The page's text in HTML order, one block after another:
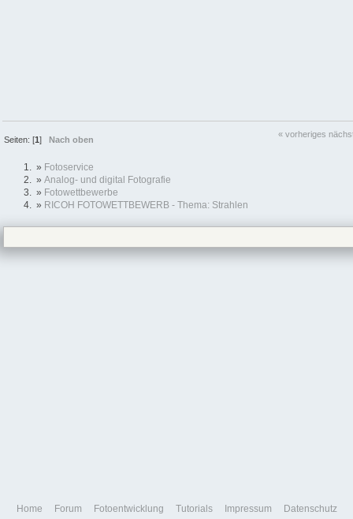
Seiten: [1]Nach oben
« vorheriges
» Fotoservice
» Analog- und digital Fotografie
» Fotowettbewerbe
» RICOH FOTOWETTBEWERB - Thema: Strahlen
Home Forum Fotoentwicklung Tutorials Impressum Datenschutz